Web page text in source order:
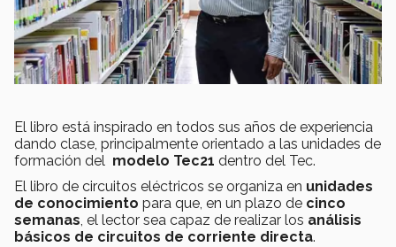
El libro está inspirado en todos sus años de experiencia
dando clase, principalmente orientado a las unidades de
formación del modelo Tec21 dentro del Tec.
El libro de circuitos eléctricos se organiza en unidades
de conocimiento para que, en un plazo de cinco
semanas, el lector sea capaz de realizar los análisis
básicos de circuitos de corriente directa.